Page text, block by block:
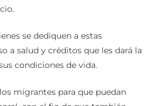
se dediquen a estas
a salud y créditos que les dará la
condiciones de vida.
migrantes para que puedan